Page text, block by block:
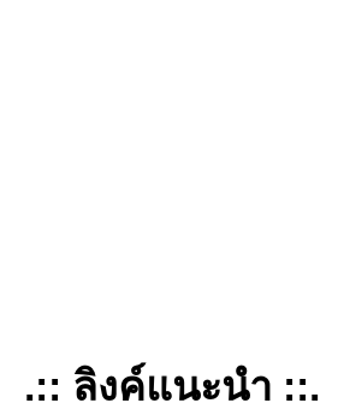
.:: ลิงค์แนะนำ ::.